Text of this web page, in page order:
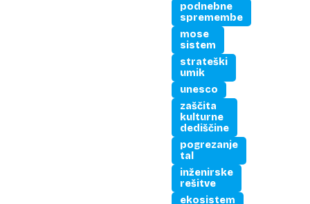
podnebne
spremembe
mose
sistem
strateški
umik
unesco
zaščita
kulturne
dediščine
pogrezanje
tal
inženirske
rešitve
ekosistem